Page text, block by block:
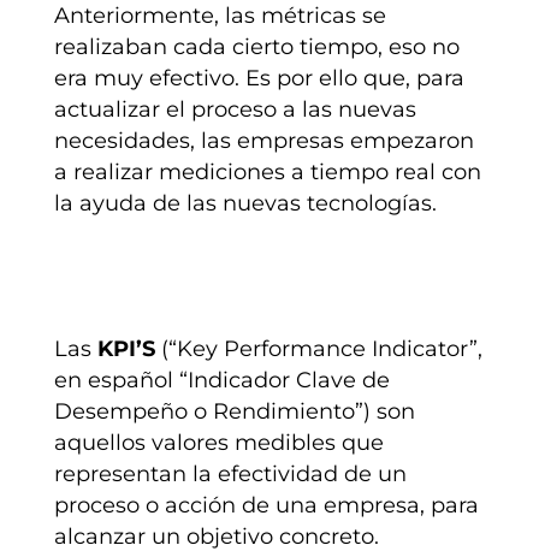
Anteriormente, las métricas se
realizaban cada cierto tiempo, eso no
era muy efectivo. Es por ello que, para
actualizar el proceso a las nuevas
necesidades, las empresas empezaron
a realizar mediciones a tiempo real con
la ayuda de las nuevas tecnologías.
LasKPI’S(“Key Performance Indicator”,
en español “Indicador Clave de
Desempeño o Rendimiento”) son
aquellos valores medibles que
representan la efectividad de un
proceso o acción de una empresa, para
alcanzar un objetivo concreto.